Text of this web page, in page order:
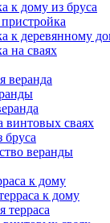
к дому из бруса
к деревянному
на сваях
веранда
винтовых сваях
бруса
веранды
к дому
к дому
терраса